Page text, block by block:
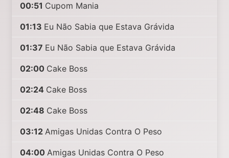
00:51 Cupom Mania
01:13 Eu Não Sabia que Estava Grávida
01:37 Eu Não Sabia que Estava Grávida
02:00 Cake Boss
02:24 Cake Boss
02:48 Cake Boss
03:12 Amigas Unidas Contra O Peso
04:00 Amigas Unidas Contra O Peso